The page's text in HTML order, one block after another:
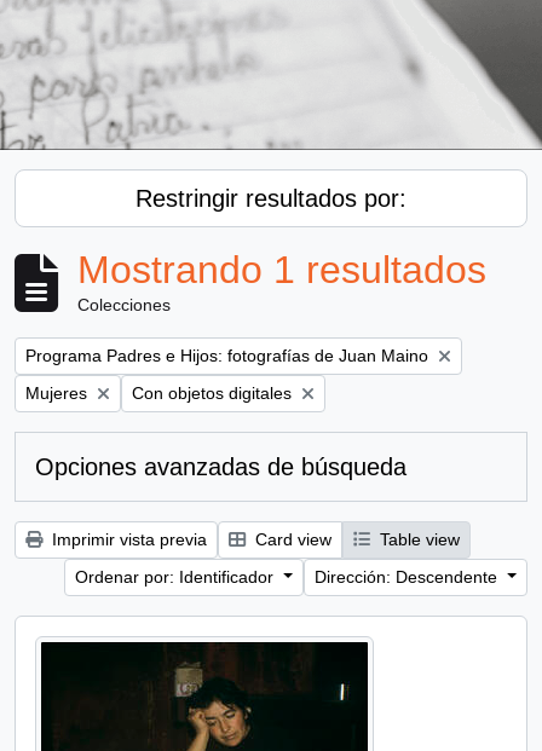
Restringir resultados por:
Mostrando 1 resultados
Colecciones
Remove filter:
Programa Padres e Hijos: fotografías de Juan Maino
Remove filter:
Mujeres Remove filter:
Con objetos digitales
Opciones avanzadas de búsqueda
Imprimir vista previa Card view
Table view
Ordenar por: Identificador
Dirección: Descendente